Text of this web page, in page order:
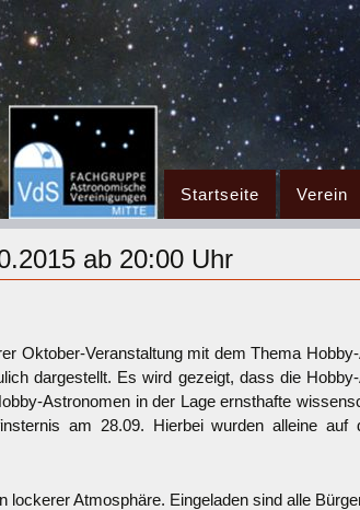
Inhalt
springen
Startseite Verein
ab 20:00 Uhr
Oktober-Veranstaltung mit dem Thema
dargestellt. Es wird gezeigt, dass die
Astronomen in der Lage ernsthafte
am 28.09. Hierbei wurden alleine auf
Atmosphäre. Eingeladen sind alle